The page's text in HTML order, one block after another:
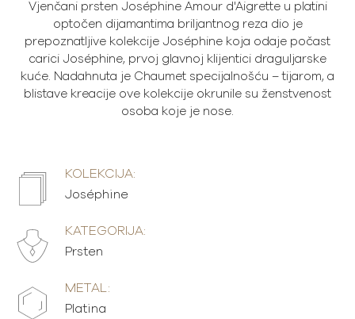
Vjenčani prsten Joséphine Amour d'Aigrette u platini
optočen dijamantima briljantnog reza dio je
prepoznatljive kolekcije Joséphine koja odaje počast
carici Joséphine, prvoj glavnoj klijentici draguljarske
kuće. Nadahnuta je Chaumet specijalnošću – tijarom, a
blistave kreacije ove kolekcije okrunile su ženstvenost
osoba koje je nose.
KOLEKCIJA:
Joséphine
KATEGORIJA:
Prsten
METAL:
Platina